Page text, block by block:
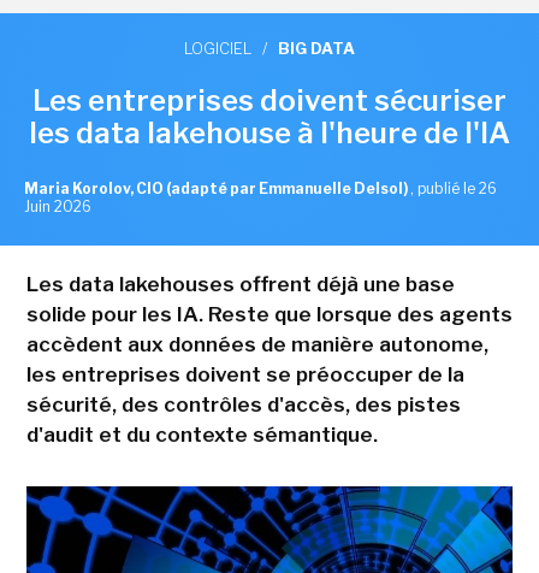
LOGICIEL / BIG DATA
Les entreprises doivent sécuriser
les data lakehouse à l'heure de l'IA
Maria Korolov, CIO (adapté par Emmanuelle Delsol) , publié le 26
Juin 2026
Les data lakehouses offrent déjà une base
solide pour les IA. Reste que lorsque des agents
accèdent aux données de manière autonome,
les entreprises doivent se préoccuper de la
sécurité, des contrôles d'accès, des pistes
d'audit et du contexte sémantique.